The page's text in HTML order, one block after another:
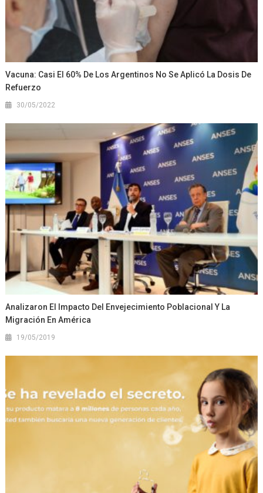
Vacuna: Casi El 60% De Los Argentinos No Se Aplicó La Dosis De
Refuerzo
30/05/2022
Analizaron El Impacto Del Envejecimiento Poblacional Y La
Migración En América
19/05/2019